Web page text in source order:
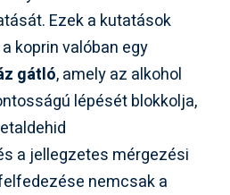
Ezek a kutatások
koprin valóban egy
gátló, amely az alkohol
lépését blokkolja,
a jellegzetes mérgezési
nemcsak a